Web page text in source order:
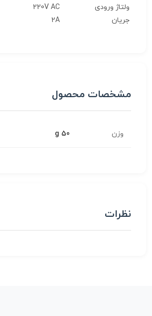
ولتاژ ورودی
220V AC
جریان
2A
مشخصات محصول
وزن 50 g
نظرات